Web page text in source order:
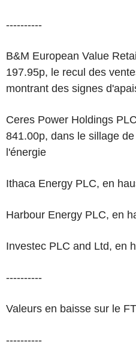
----------
B&M European Value
197.95p, le recul des
montrant des signes
Ceres Power Holdings
841.00p, dans le sillage
l'énergie
Ithaca Energy PLC, en
Harbour Energy PLC, en
Investec PLC and Ltd, en
----------
Valeurs en baisse sur le
----------